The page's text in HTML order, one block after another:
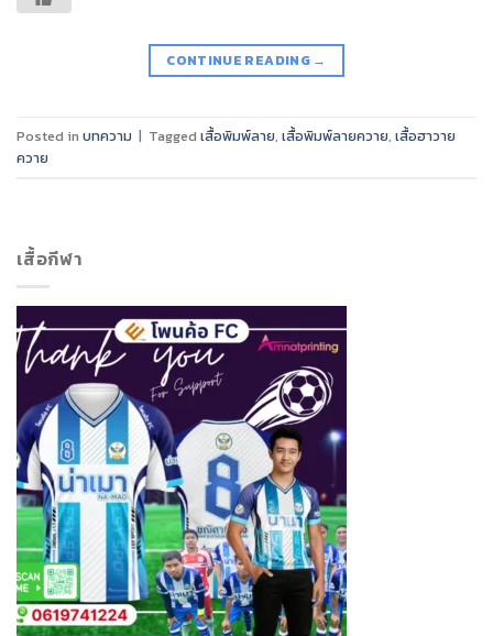
CONTINUE READING →
Posted in บทความ | Tagged เสื้อพิมพ์ลาย, เสื้อพิมพ์ลายควาย, เสื้อฮาวาย
ควาย
เสื้อกีฬา